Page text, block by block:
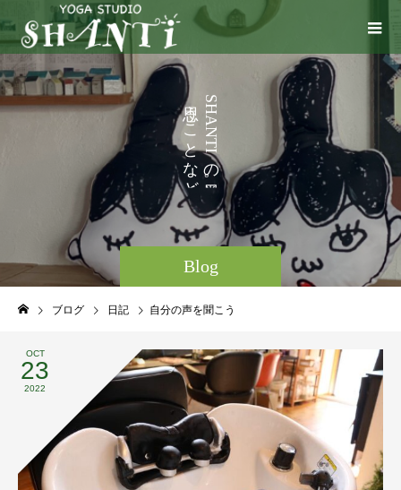
Blog
S
H
A
N
T
I
の
。
う
こ
と
な
ど
い
ろ
い
ろ
と
ブログ 日記 自分の声を聞こう
OCT
23
2022